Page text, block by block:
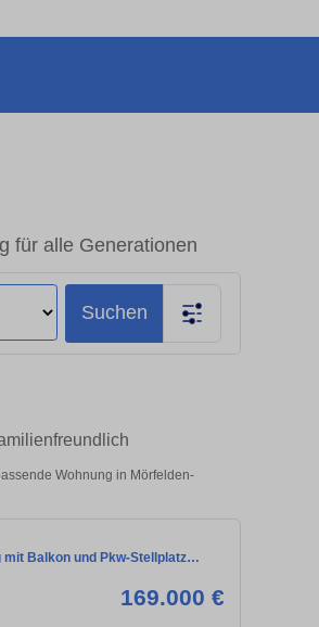
für alle Generationen
Suchen
Wohnung in Mörfelden-
mit Balkon und Pkw-Stellplatz…
169.000 €